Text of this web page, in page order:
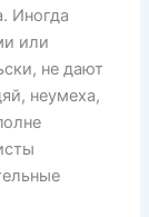
Иногда
или
не дают
неумеха,